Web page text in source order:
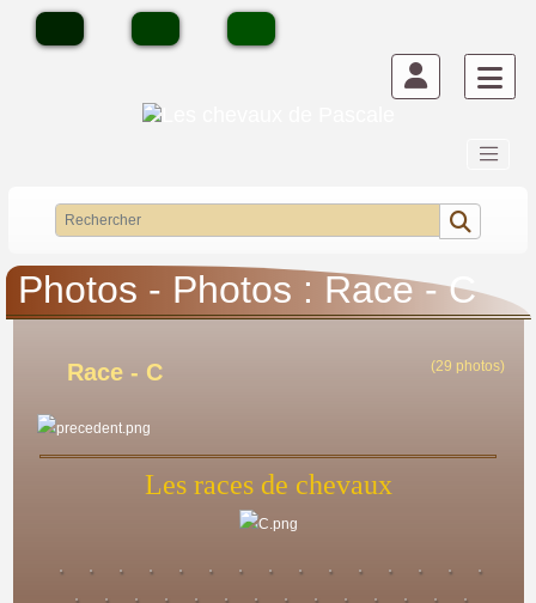
Photos - Photos : Race - C
Race - C (29 photos)
Les races de chevaux